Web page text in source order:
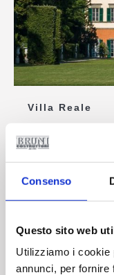
Consenso
Questo sito web
Utilizziamo i cookie
annunci, per fornire
Villa Reale